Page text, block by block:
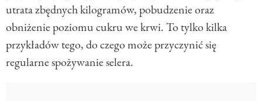
utrata zbędnych kilogramów, pobudzenie oraz
obniżenie poziomu cukru we krwi. To tylko kilka
przykładów tego, do czego może przyczynić się
regularne spożywanie selera.